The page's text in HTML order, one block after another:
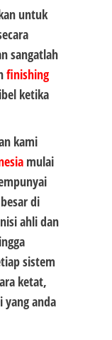
untuk
sangatlah
finishing
ketika
kami
mulai
di
ahli dan
sistem
ketat,
anda